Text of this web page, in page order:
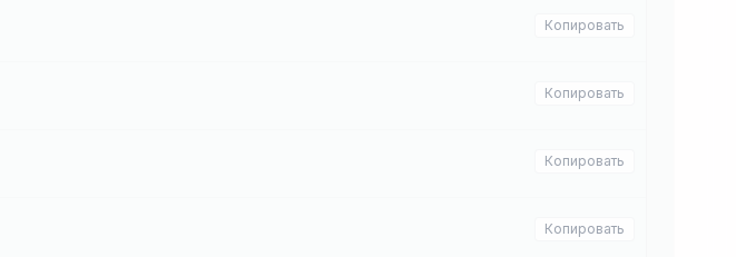
Копировать
Копировать
Копировать
Копировать